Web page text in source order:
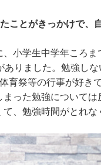
ことがきっかけで
小学生中学年ころ
りました。勉強し
祭等の行事が好き
った勉強について
、勉強時間がとれ